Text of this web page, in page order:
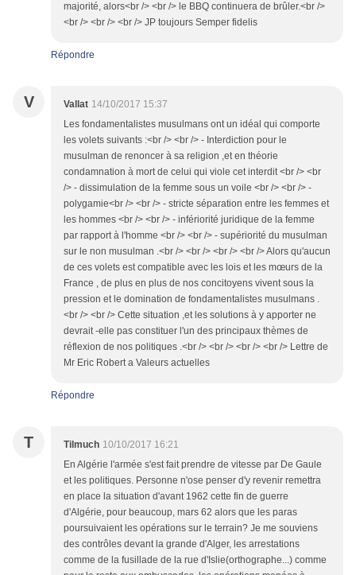
majorité, alors<br /> <br /> le BBQ continuera de brûler.<br />
<br /> <br /> <br /> JP toujours Semper fidelis
Répondre
V Vallat 14/10/2017 15:37
Les fondamentalistes musulmans ont un idéal qui comporte
les volets suivants :<br /> <br /> - Interdiction pour le
musulman de renoncer à sa religion ,et en théorie
condamnation à mort de celui qui viole cet interdit <br /> <br
/> - dissimulation de la femme sous un voile <br /> <br /> -
polygamie<br /> <br /> - stricte séparation entre les femmes et
les hommes <br /> <br /> - infériorité juridique de la femme
par rapport à l'homme <br /> <br /> - supériorité du musulman
sur le non musulman .<br /> <br /> <br /> <br /> Alors qu'aucun
de ces volets est compatible avec les lois et les mœurs de la
France , de plus en plus de nos concitoyens vivent sous la
pression et le domination de fondamentalistes musulmans .
<br /> <br /> Cette situation ,et les solutions à y apporter ne
devrait -elle pas constituer l'un des principaux thèmes de
réflexion de nos politiques .<br /> <br /> <br /> <br /> Lettre de
Mr Eric Robert a Valeurs actuelles
Répondre
T Tilmuch 10/10/2017 16:21
En Algérie l'armée s'est fait prendre de vitesse par De Gaule
et les politiques. Personne n'ose penser d'y revenir remettra
en place la situation d'avant 1962 cette fin de guerre
d'Algérie, pour beaucoup, mars 62 alors que les paras
poursuivaient les opérations sur le terrain? Je me souviens
des contrôles devant la grande d'Alger, les arrestations
comme de la fusillade de la rue d'Islie(orthographe...) comme